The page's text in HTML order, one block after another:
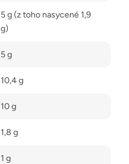
5 g (z toho nasycené 1,9
g)
5 g
10,4 g
10 g
1,8 g
1 g